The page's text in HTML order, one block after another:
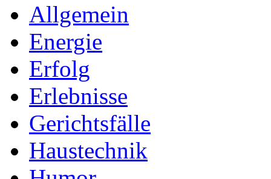
Allgemein
Energie
Erfolg
Erlebnisse
Gerichtsfälle
Haustechnik